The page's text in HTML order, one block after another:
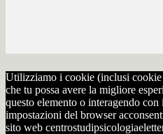
Utilizziamo i cookie (inclusi cookie
che tu possa avere la migliore
questo elemento o interagendo
impostazioni del browser
sito web